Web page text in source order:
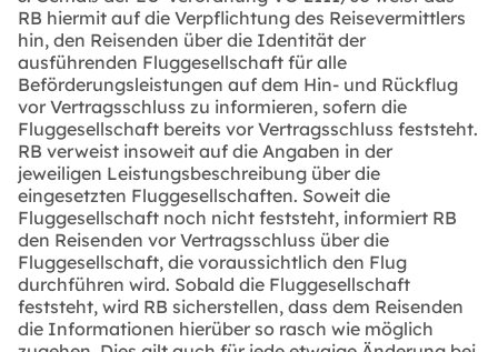
RB hiermit auf die Verpflichtung des Reisevermittlers
hin, den Reisenden über die Identität der
ausführenden Fluggesellschaft für alle
Beförderungsleistungen auf dem Hin- und Rückflug
vor Vertragsschluss zu informieren, sofern die
Fluggesellschaft bereits vor Vertragsschluss feststeht.
RB verweist insoweit auf die Angaben in der
jeweiligen Leistungsbeschreibung über die
eingesetzten Fluggesellschaften. Soweit die
Fluggesellschaft noch nicht feststeht, informiert RB
den Reisenden vor Vertragsschluss über die
Fluggesellschaft, die voraussichtlich den Flug
durchführen wird. Sobald die Fluggesellschaft
feststeht, wird RB sicherstellen, dass dem Reisenden
die Informationen hierüber so rasch wie möglich